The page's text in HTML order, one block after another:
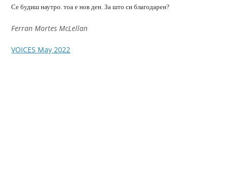
Се будиш наутро. тоа е нов ден. За што си благодарен?
Ferran Mortes McLellan
VOICES May 2022